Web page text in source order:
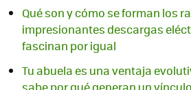
Qué son y cómo se forman los
impresionantes descargas
fascinan por igual
Tu abuela es una ventaja
sabe por qué generan un